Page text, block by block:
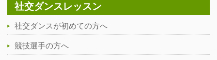
社交ダンスレッスン
社交ダンスが初めての方へ
競技選手の方へ